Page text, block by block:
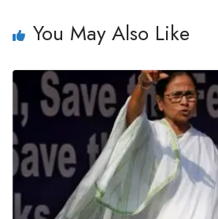
You May Also Like